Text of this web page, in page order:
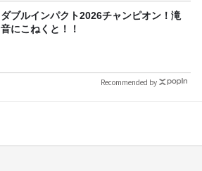
ダブルインパクト2026チャンピオン！滝
音にこねくと！！
Recommended by